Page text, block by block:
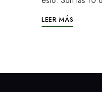
LEER MÁS